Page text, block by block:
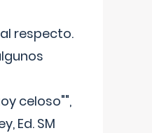
respecto.
celoso"",
Ed. SM